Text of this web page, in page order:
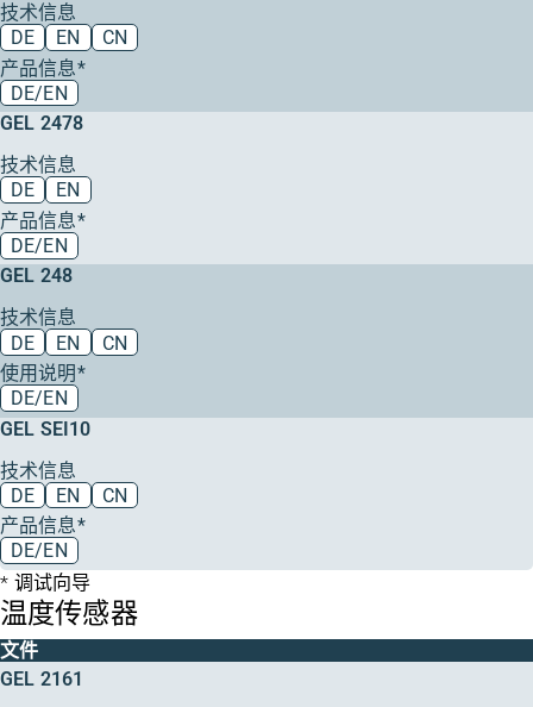
技术信息
DE
EN
CN
产品信息*
DE/EN
GEL 2478
技术信息
DE
EN
产品信息*
DE/EN
GEL 248
技术信息
DE
EN
CN
使用说明*
DE/EN
GEL SEI10
技术信息
DE
EN
CN
产品信息*
DE/EN
调试向导
温度传感器
文件
GEL 2161